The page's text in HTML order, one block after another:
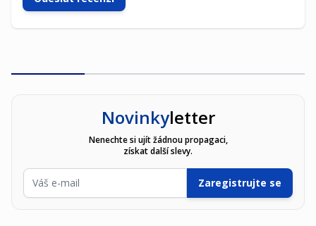
Novinkyletter
Nenechte si ujít žádnou propagaci,
získat další slevy.
E-mailová adresa
Zaregistrujte se